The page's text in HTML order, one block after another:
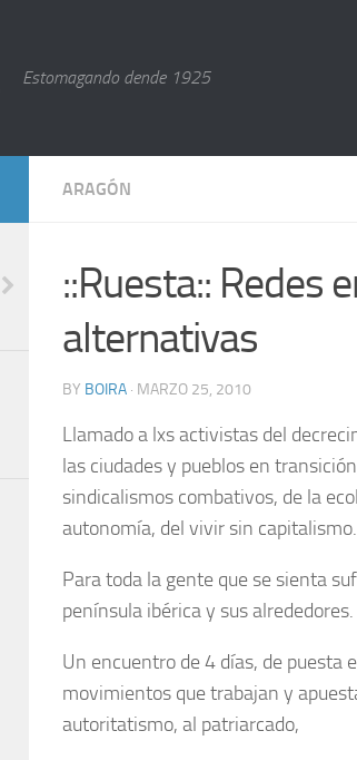
Estomagando dende 1925
ARAGÓN
::Ruesta:: Redes
alternativas
BY BOIRA · MARZO 25, 2010
Llamado a lxs activistas del
las ciudades y pueblos en
sindicalismos combativos, de la
autonomía, del vivir sin
Para toda la gente que se sienta
península ibérica y sus alrededores.
Un encuentro de 4 días, de puesta
movimientos que trabajan y
autoritatismo, al patriarcado,